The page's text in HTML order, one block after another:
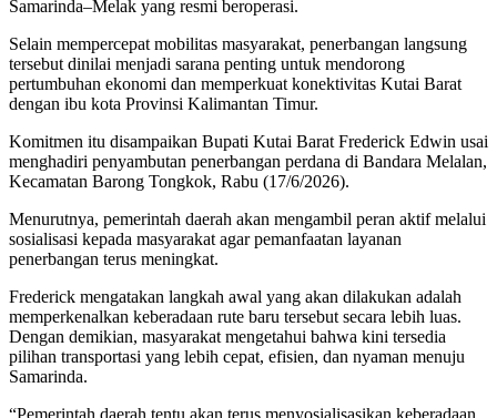
Samarinda–Melak yang resmi beroperasi.
Selain mempercepat mobilitas masyarakat, penerbangan langsung
tersebut dinilai menjadi sarana penting untuk mendorong
pertumbuhan ekonomi dan memperkuat konektivitas Kutai Barat
dengan ibu kota Provinsi Kalimantan Timur.
Komitmen itu disampaikan Bupati Kutai Barat Frederick Edwin usai
menghadiri penyambutan penerbangan perdana di Bandara Melalan,
Kecamatan Barong Tongkok, Rabu (17/6/2026).
Menurutnya, pemerintah daerah akan mengambil peran aktif melalui
sosialisasi kepada masyarakat agar pemanfaatan layanan
penerbangan terus meningkat.
Frederick mengatakan langkah awal yang akan dilakukan adalah
memperkenalkan keberadaan rute baru tersebut secara lebih luas.
Dengan demikian, masyarakat mengetahui bahwa kini tersedia
pilihan transportasi yang lebih cepat, efisien, dan nyaman menuju
Samarinda.